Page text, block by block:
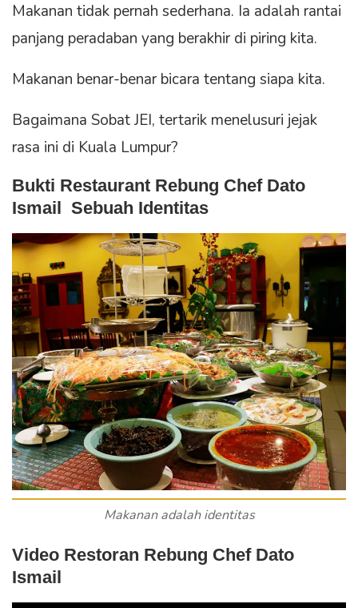
Makanan tidak pernah sederhana. Ia adalah rantai
panjang peradaban yang berakhir di piring kita.
Makanan benar-benar bicara tentang siapa kita.
Bagaimana Sobat JEI, tertarik menelusuri jejak
rasa ini di Kuala Lumpur?
Bukti Restaurant Rebung Chef Dato
Ismail Sebuah Identitas
Makanan adalah identitas
Video Restoran Rebung Chef Dato
Ismail